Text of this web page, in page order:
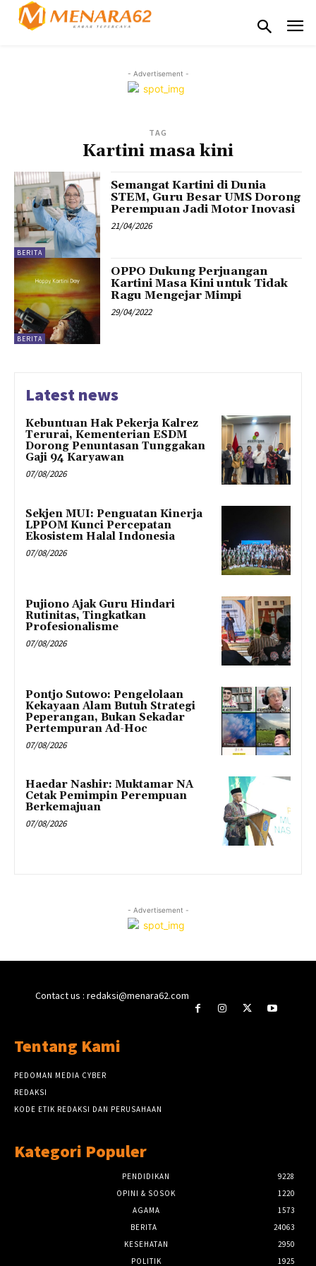
- Advertisement -
TAG
Kartini masa kini
BERITA
Semangat Kartini di Dunia
STEM, Guru Besar UMS Dorong
Perempuan Jadi Motor Inovasi
21/04/2026
BERITA
OPPO Dukung Perjuangan
Kartini Masa Kini untuk Tidak
Ragu Mengejar Mimpi
29/04/2022
Latest news
Kebuntuan Hak Pekerja Kalrez
Terurai, Kementerian ESDM
Dorong Penuntasan Tunggakan
Gaji 94 Karyawan
07/08/2026
Sekjen MUI: Penguatan Kinerja
LPPOM Kunci Percepatan
Ekosistem Halal Indonesia
07/08/2026
Pujiono Ajak Guru Hindari
Rutinitas, Tingkatkan
Profesionalisme
07/08/2026
Pontjo Sutowo: Pengelolaan
Kekayaan Alam Butuh Strategi
Peperangan, Bukan Sekadar
Pertempuran Ad-Hoc
07/08/2026
Haedar Nashir: Muktamar NA
Cetak Pemimpin Perempuan
Berkemajuan
07/08/2026
- Advertisement -
Contact us : redaksi@menara62.com
Tentang Kami
PEDOMAN MEDIA CYBER
REDAKSI
KODE ETIK REDAKSI DAN PERUSAHAAN
Kategori Populer
PENDIDIKAN
9228
OPINI & SOSOK
1220
AGAMA
1573
BERITA
24063
KESEHATAN
2950
POLITIK
1925